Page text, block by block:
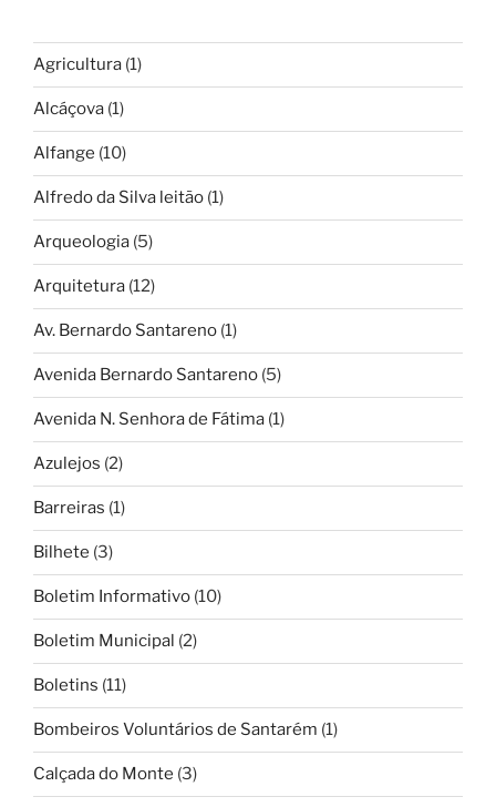
Agricultura (1)
Alcáçova (1)
Alfange (10)
Alfredo da Silva leitão (1)
Arqueologia (5)
Arquitetura (12)
Av. Bernardo Santareno (1)
Avenida Bernardo Santareno (5)
Avenida N. Senhora de Fátima (1)
Azulejos (2)
Barreiras (1)
Bilhete (3)
Boletim Informativo (10)
Boletim Municipal (2)
Boletins (11)
Bombeiros Voluntários de Santarém (1)
Calçada do Monte (3)